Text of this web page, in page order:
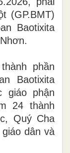
(GP.BMT)
Baotixita
phần
Baotixita
giáo phận
24 thành
Quý Cha
dân và